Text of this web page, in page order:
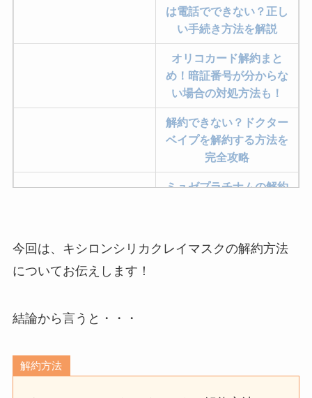
は電話でできない？正し
い手続き方法を解説
オリコカード解約まと
め！暗証番号が分からな
い場合の対処方法も！
解約できない？ドクター
ベイプを解約する方法を
完全攻略
ミュゼプラチナムの解約
レミノの解約方法まと
今回は、キシロンシリカクレイマスクの解約方法
についてお伝えします！
結論から言うと・・・
解約方法